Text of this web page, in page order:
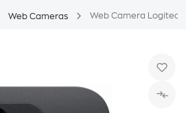
Web Cameras Web Camera